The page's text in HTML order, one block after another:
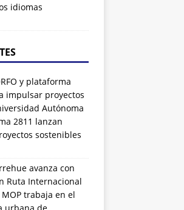
idiomas
y plataforma
impulsar proyectos
Autónoma
2811 lanzan
sostenibles
avanza con
Ruta Internacional
MOP trabaja en el
urbana de